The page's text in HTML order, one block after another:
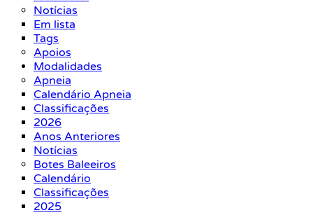
Notícias
Em lista
Tags
Apoios
Modalidades
Apneia
Calendário Apneia
Classificações
2026
Anos Anteriores
Notícias
Botes Baleeiros
Calendário
Classificações
2025